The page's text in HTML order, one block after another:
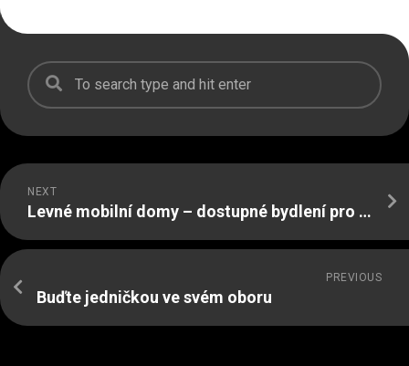
NEXT
Levné mobilní domy – dostupné bydlení pro každého
PREVIOUS
Buďte jedničkou ve svém oboru